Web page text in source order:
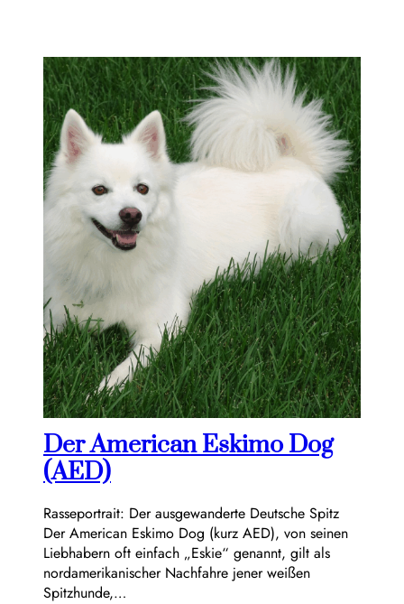
Der American Eskimo Dog
(AED)
Rasseportrait: Der ausgewanderte Deutsche Spitz
Der American Eskimo Dog (kurz AED), von seinen
Liebhabern oft einfach „Eskie“ genannt, gilt als
nordamerikanischer Nachfahre jener weißen
Spitzhunde,…